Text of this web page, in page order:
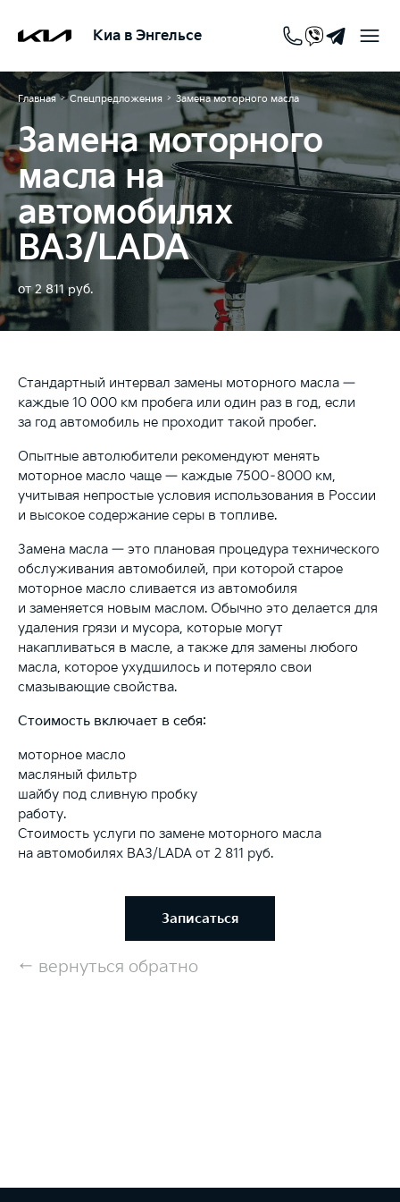
Киа в Энгельсе
Главная > Спецпредложения > Замена моторного масла
Замена моторного
масла на
автомобилях
ВАЗ/LADA
от 2 811 руб.
Стандартный интервал замены моторного масла —
каждые 10 000 км пробега или один раз в год, если
за год автомобиль не проходит такой пробег.
Опытные автолюбители рекомендуют менять
моторное масло чаще — каждые 7500–8000 км,
учитывая непростые условия использования в России
и высокое содержание серы в топливе.
Замена масла — это плановая процедура технического
обслуживания автомобилей, при которой старое
моторное масло сливается из автомобиля
и заменяется новым маслом. Обычно это делается для
удаления грязи и мусора, которые могут
накапливаться в масле, а также для замены любого
масла, которое ухудшилось и потеряло свои
смазывающие свойства.
Стоимость включает в себя:
моторное масло
масляный фильтр
шайбу под сливную пробку
работу.
Стоимость услуги по замене моторного масла
на автомобилях ВАЗ/LADA от 2 811 руб.
Записаться
← вернуться обратно